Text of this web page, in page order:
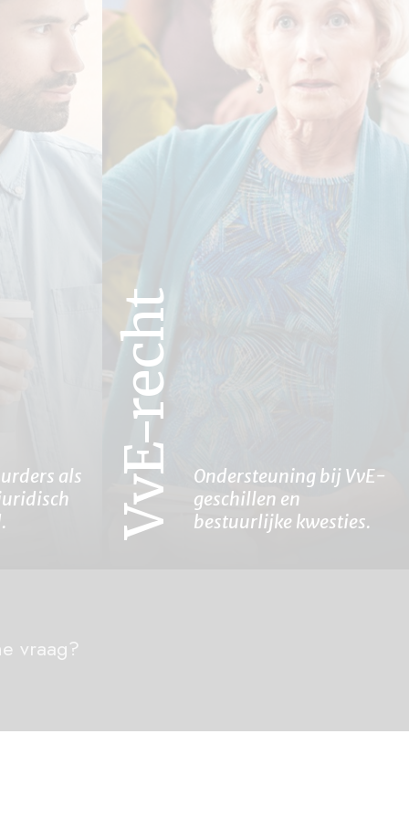
als
VvE-recht
Ondersteuning bij VvE-
geschillen en
bestuurlijke kwesties.
vraag?